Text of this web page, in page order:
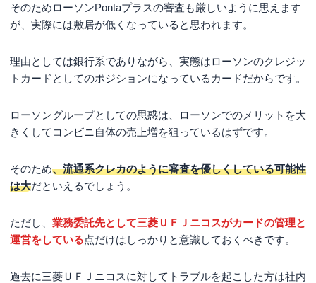
そのためローソンPontaプラスの審査も厳しいように思えます
が、実際には敷居が低くなっていると思われます。
理由としては銀行系でありながら、実態はローソンのクレジッ
トカードとしてのポジションになっているカードだからです。
ローソングループとしての思惑は、ローソンでのメリットを大
きくしてコンビニ自体の売上増を狙っているはずです。
そのため、流通系クレカのように審査を優しくしている可能性
は大だといえるでしょう。
ただし、 業務委託先として三菱ＵＦＪニコスがカードの管理と
運営をしている点だけはしっかりと意識しておくべきです。
過去に三菱ＵＦＪニコスに対してトラブルを起こした方は社内